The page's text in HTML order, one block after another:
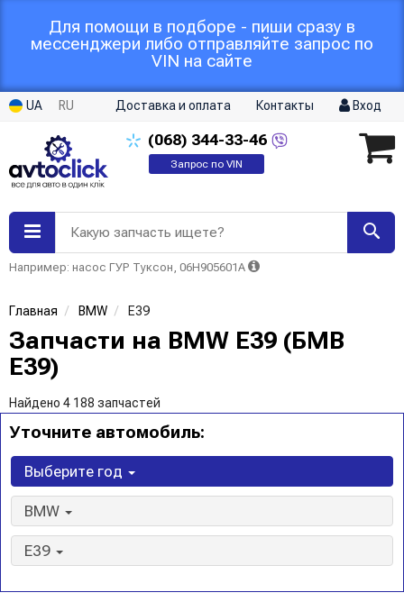
Для помощи в подборе - пиши сразу в
мессенджери либо отправляйте запрос по
VIN на сайте
UA RU Доставка и оплата Контакты Вход
(068) 344-33-46
Запрос по VIN
Какую запчасть ищете?
Например: насос ГУР Туксон, 06H905601A
Главная BMW E39
Запчасти на BMW E39 (БМВ
Е39)
Найдено 4 188 запчастей
Уточните автомобиль:
Выберите год
BMW
E39